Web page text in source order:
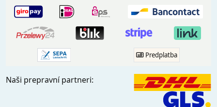
Predplatba
Naši prepravní partneri: